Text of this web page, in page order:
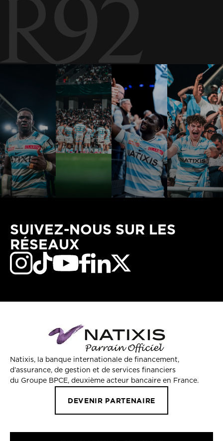
SUIVEZ-NOUS SUR LES
RÉSEAUX
Natixis, la banque internationale de financement,
d’assurance, de gestion et de services financiers
du Groupe BPCE, deuxième acteur bancaire en France.
DEVENIR PARTENAIRE